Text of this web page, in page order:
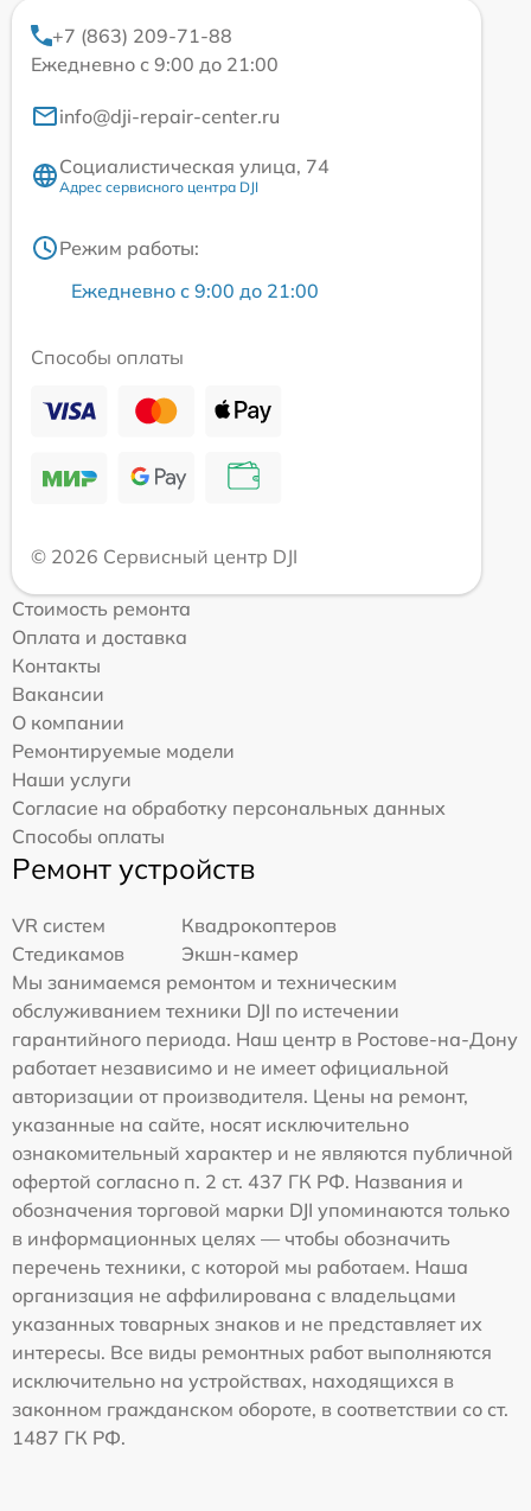
+7 (863) 209-71-88
Ежедневно с 9:00 до 21:00
info@dji-repair-center.ru
Социалистическая улица, 74
Адрес сервисного центра DJI
Режим работы:
Ежедневно с 9:00 до 21:00
Способы оплаты
© 2026 Сервисный центр DJI
Стоимость ремонта
Оплата и доставка
Контакты
Вакансии
О компании
Ремонтируемые модели
Наши услуги
Согласие на обработку персональных данных
Способы оплаты
Ремонт устройств
VR систем
Квадрокоптеров
Стедикамов
Экшн-камер
Мы занимаемся ремонтом и техническим
обслуживанием техники DJI по истечении
гарантийного периода. Наш центр в Ростове-на-Дону
работает независимо и не имеет официальной
авторизации от производителя. Цены на ремонт,
указанные на сайте, носят исключительно
ознакомительный характер и не являются публичной
офертой согласно п. 2 ст. 437 ГК РФ. Названия и
обозначения торговой марки DJI упоминаются только
в информационных целях — чтобы обозначить
перечень техники, с которой мы работаем. Наша
организация не аффилирована с владельцами
указанных товарных знаков и не представляет их
интересы. Все виды ремонтных работ выполняются
исключительно на устройствах, находящихся в
законном гражданском обороте, в соответствии со ст.
1487 ГК РФ.